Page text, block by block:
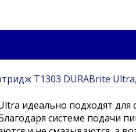
T1303 DURABrite
идеально подходят
системе подачи